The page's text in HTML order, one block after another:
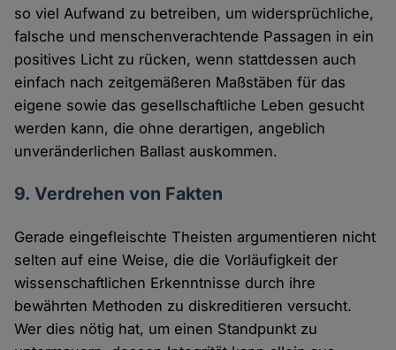
so viel Aufwand zu betreiben, um widersprüchliche,
falsche und menschenverachtende Passagen in ein
positives Licht zu rücken, wenn stattdessen auch
einfach nach zeitgemäßeren Maßstäben für das
eigene sowie das gesellschaftliche Leben gesucht
werden kann, die ohne derartigen, angeblich
unveränderlichen Ballast auskommen.
9. Verdrehen von Fakten
Gerade eingefleischte Theisten argumentieren nicht
selten auf eine Weise, die die Vorläufigkeit der
wissenschaftlichen Erkenntnisse durch ihre
bewährten Methoden zu diskreditieren versucht.
Wer dies nötig hat, um einen Standpunkt zu